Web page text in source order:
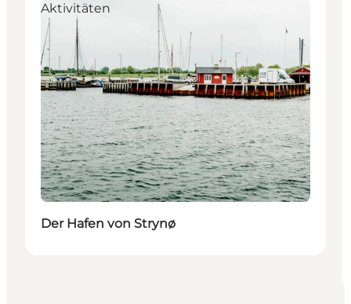
Aktivitäten
Der Hafen von Strynø